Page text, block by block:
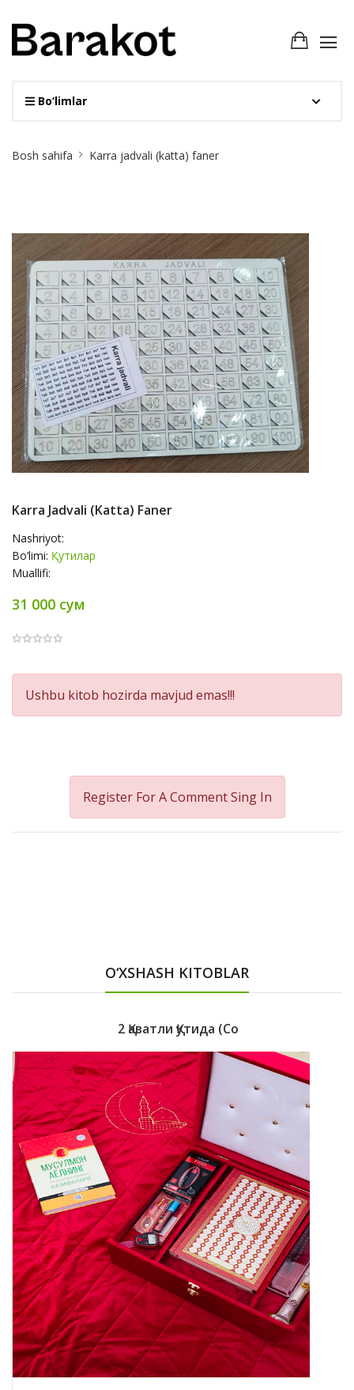
Bo‘limlar
Breadcrumb
Bosh sahifa Karra jadvali (katta) faner
Karra Jadvali (katta) Faner
Nashriyot:
Bo‘limi: Қутилар
Muallifi:
31 000 сум
Product
Summery
Ushbu kitob hozirda mavjud emas!!!
Register For A CommentSing In
O‘XSHASH KITOBLAR
2 Қаватли Қутида (со